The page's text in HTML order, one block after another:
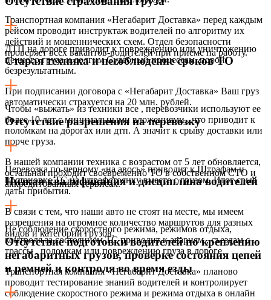
Транспортная компания «Негабарит Доставка» перед каждым
рейсом проводит инструктаж водителей по алгоритму их
действий и мошеннических схем. Отдел безопасности
проверяет всех вакантов-водителей при приеме на работу.
ДТП на дороге приводит к повреждению или уничтожению
ценного груза и долгим Судебный процессам, порой
безрезультатным.
При подписании договора с «Негабарит Доставка» Ваш груз
автоматически страхуется на 20 млн. рублей.
Старая техника и несоблюдение сроков ТО
Чтобы «выжать» из техники все , перевозчики используют ее
более 10 лет с минимальными вложениями,, что приводит к
поломкам на дорогах или дтп. А значит к срыву доставки или
порче груза.
В нашей компании техника с возрастом от 5 лет обновляется,
остальная проходит своевременно ТО в собственном СТО и
аккредитованных сервисах.
Отсутствие разрешения на перевозку
Перевозка по-черному «на авось» приводит к Штрафам и
постановке ТС на штрафстоянку вместе с грузом. Итог срыв
даты прибытия.
В связи с тем, что наши авто не стоят на месте, мы имеем
разрешения на огромное количество маршрутов для разных
видов и категорий грузов.
Низкая квалификация и дисциплина водителей
Не соблюдение скоростного режима, режимов отдыха,
контроля за состоянием ТС приводит к авариям , съездам с
трассы , поломкам или повреждению груза в дороге.
Транспортная компания «Негабарит Доставка» планово
проводит тестирование знаний водителей и контролирует
соблюдение скоростного режима и режима отдыха в онлайн
Отсутствие подготовки водителей по креплению
негабаритных грузов, проверке состояния цепей
и ремней и контроля во время езды